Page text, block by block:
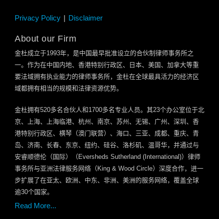
Privacy Policy Disclaimer
About our Firm
金杜成立于1993年，是中国最早批准设立的合伙制律师事务所之
一。作为在中国内地、香港特别行政区、日本、美国、加拿大等重
要法域拥有执业能力的律师事务所，金杜在全球最具活力的经济区
域都拥有相当的规模和法律资源优势。
金杜拥有520多名合伙人和 1700多名专业人员。其23个办公室位于北
京、上海、上海临港、杭州、南京、苏州、无锡、广州、深圳、香
港特别行政区、横琴（澳门联营）、海口、三亚、成都、重庆、青
岛、济南、长春、东京、纽约、硅谷、洛杉矶、温哥华，并通过与
安睿顺德伦（国际）（ Eversheds Sutherland (International)）律师
事务所与亚洲法律服务网络（ King & Wood Circle）深度合作，进一
步扩展了在亚太、欧洲、中东、非洲、美洲的服务网络，覆盖全球
逾30个国家。
Read More...